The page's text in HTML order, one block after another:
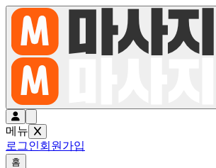
메뉴
로그인회원가입
홈